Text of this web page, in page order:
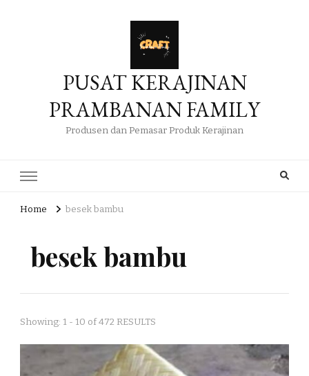
PUSAT KERAJINAN
PRAMBANAN FAMILY
Produsen dan Pemasar Produk Kerajinan
Home besek bambu
besek bambu
Showing: 1 - 10 of 472 RESULTS